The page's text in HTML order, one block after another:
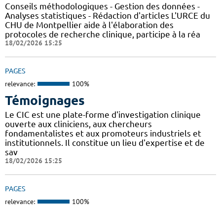
Conseils méthodologiques - Gestion des données -
Analyses statistiques - Rédaction d'articles L'URCE du
CHU de Montpellier aide à l'élaboration des
protocoles de recherche clinique, participe à la réa
18/02/2026 15:25
PAGES
relevance: 100%
Témoignages
Le CIC est une plate-forme d'investigation clinique
ouverte aux cliniciens, aux chercheurs
fondamentalistes et aux promoteurs industriels et
institutionnels. Il constitue un lieu d'expertise et de
sav
18/02/2026 15:25
PAGES
relevance: 100%